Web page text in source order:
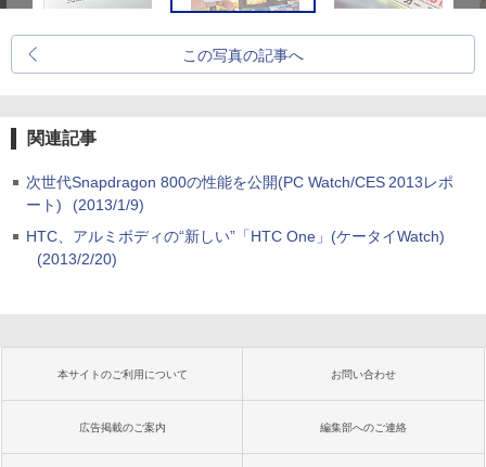
この写真の記事へ
関連記事
次世代Snapdragon 800の性能を公開(PC Watch/CES 2013レポ
ート)
(2013/1/9)
HTC、アルミボディの“新しい”「HTC One」(ケータイWatch)
(2013/2/20)
本サイトのご利用について お問い合わせ
広告掲載のご案内 編集部へのご連絡